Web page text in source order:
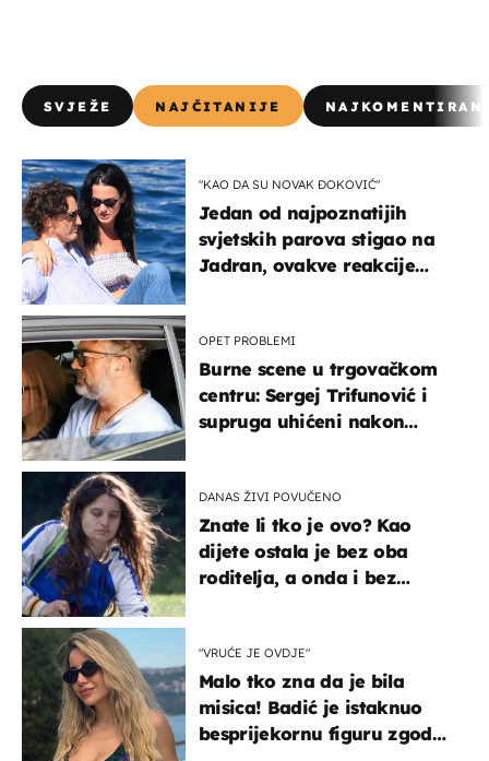
SVJEŽE NAJČITANIJE
"KAO DA SU NOVAK ĐOKOVIĆ"
Jedan od najpoznatijih
svjetskih parova stigao na
Jadran, ovakve reakcije
OPET PROBLEMI
Burne scene u trgovačkom
centru: Sergej Trifunović i
supruga uhićeni nakon
DANAS ŽIVI POVUČENO
Znate li tko je ovo? Kao
dijete ostala je bez oba
roditelja, a onda i bez
"VRUĆE JE OVDJE"
Malo tko zna da je bila
misica! Badić je istaknuo
besprijekornu figuru zgodne